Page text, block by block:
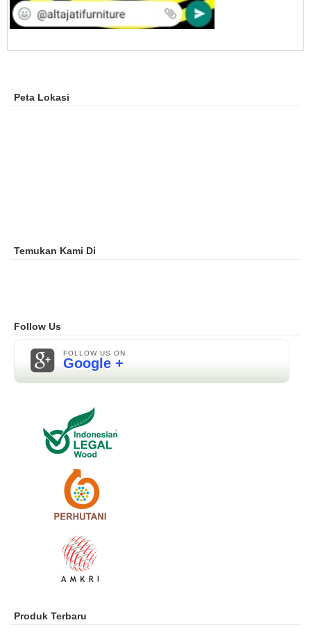
Peta Lokasi
Temukan Kami Di
Follow Us
FOLLOW US ON
Google +
Produk Terbaru